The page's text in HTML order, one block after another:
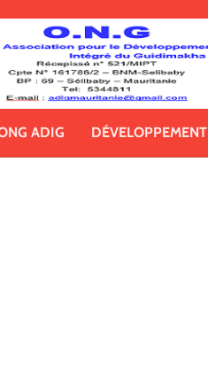
ADIG DÉVELOPPEMENT